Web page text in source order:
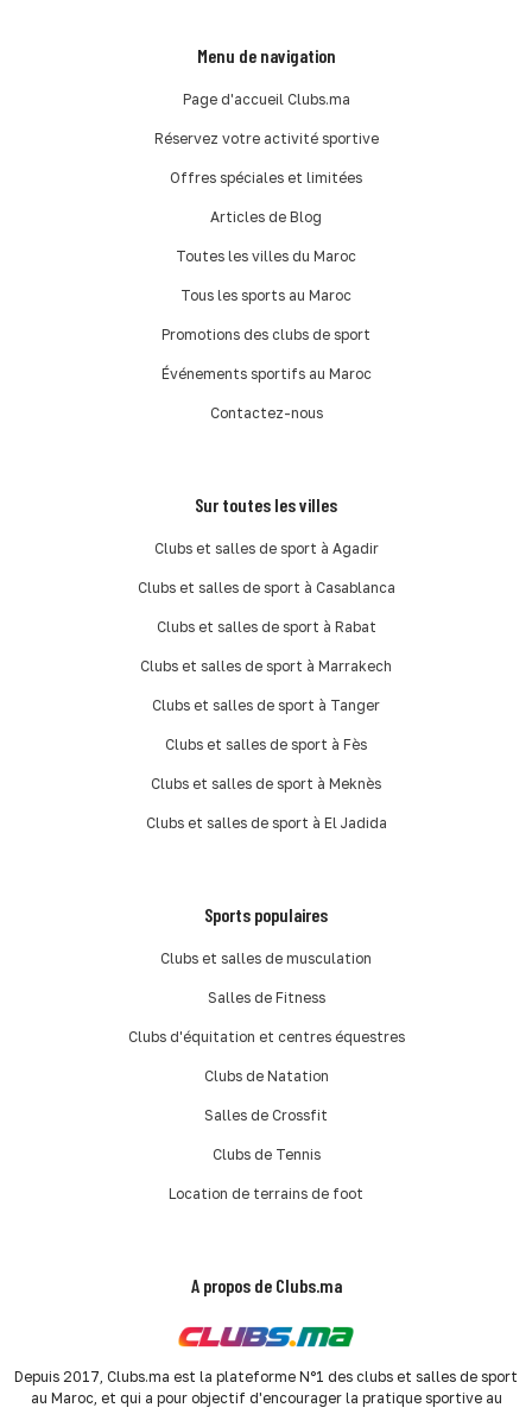
Menu de navigation
Page d'accueil Clubs.ma
Réservez votre activité sportive
Offres spéciales et limitées
Articles de Blog
Toutes les villes du Maroc
Tous les sports au Maroc
Promotions des clubs de sport
Événements sportifs au Maroc
Contactez-nous
Sur toutes les villes
Clubs et salles de sport à Agadir
Clubs et salles de sport à Casablanca
Clubs et salles de sport à Rabat
Clubs et salles de sport à Marrakech
Clubs et salles de sport à Tanger
Clubs et salles de sport à Fès
Clubs et salles de sport à Meknès
Clubs et salles de sport à El Jadida
Sports populaires
Clubs et salles de musculation
Salles de Fitness
Clubs d'équitation et centres équestres
Clubs de Natation
Salles de Crossfit
Clubs de Tennis
Location de terrains de foot
A propos de Clubs.ma
Depuis 2017, Clubs.ma est la plateforme N°1 des clubs et salles de sport
au Maroc, et qui a pour objectif d'encourager la pratique sportive au